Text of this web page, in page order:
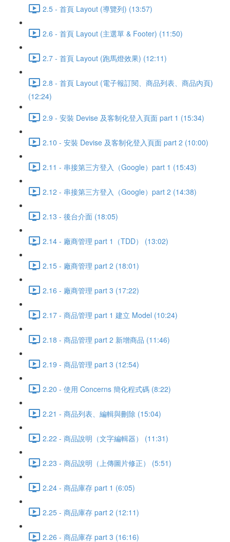
2.5 - 首頁 Layout (導覽列) (13:57)
2.6 - 首頁 Layout (主選單 & Footer) (11:50)
2.7 - 首頁 Layout (跑馬燈效果) (12:11)
2.8 - 首頁 Layout (電子報訂閱、商品列表、商品內頁)
(12:24)
2.9 - 安裝 Devise 及客制化登入頁面 part 1 (15:34)
2.10 - 安裝 Devise 及客制化登入頁面 part 2 (10:00)
2.11 - 串接第三方登入（Google）part 1 (15:43)
2.12 - 串接第三方登入（Google）part 2 (14:38)
2.13 - 後台介面 (18:05)
2.14 - 廠商管理 part 1（TDD） (13:02)
2.15 - 廠商管理 part 2 (18:01)
2.16 - 廠商管理 part 3 (17:22)
2.17 - 商品管理 part 1 建立 Model (10:24)
2.18 - 商品管理 part 2 新增商品 (11:46)
2.19 - 商品管理 part 3 (12:54)
2.20 - 使用 Concerns 簡化程式碼 (8:22)
2.21 - 商品列表、編輯與刪除 (15:04)
2.22 - 商品說明（文字編輯器） (11:31)
2.23 - 商品說明（上傳圖片修正） (5:51)
2.24 - 商品庫存 part 1 (6:05)
2.25 - 商品庫存 part 2 (12:11)
2.26 - 商品庫存 part 3 (16:16)